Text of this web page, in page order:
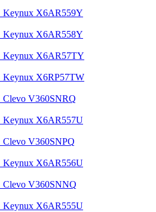
X6AR559Y
X6AR558Y
X6AR57TY
X6RP57TW
V360SNRQ
X6AR557U
V360SNPQ
X6AR556U
V360SNNQ
X6AR555U